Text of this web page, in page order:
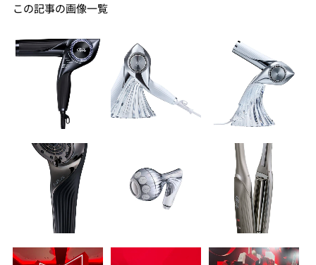
この記事の画像一覧